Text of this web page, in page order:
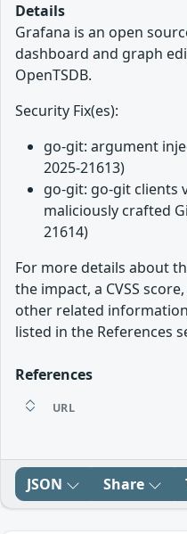
Details
Grafana is an open
dashboard and graph
OpenTSDB.
Security Fix(es):
go-git: argument
2025-21613)
go-git: go-git clients
maliciously crafted
21614)
For more details about
the impact, a CVSS
other related
listed in the References
References
URL
JSON Share